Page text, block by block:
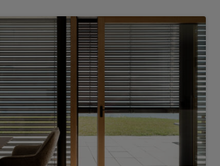
oder Planer
Senden